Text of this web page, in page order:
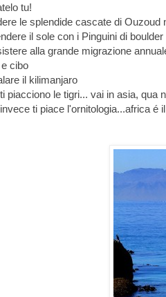
tu!
le splendide cascate di Ouzoud
il sole con i Pinguini di
alla grande migrazione
cibo
il kilimanjaro
piacciono le tigri... vai in asia, qua
ti piace l'ornitologia...africa é